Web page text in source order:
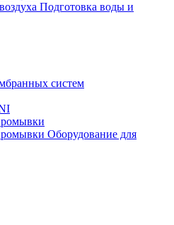
Подготовка воды и
систем
Оборудование для